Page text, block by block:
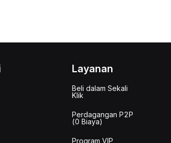
Layanan
Beli dalam Sekali
Klik
Perdagangan P2P
(0 Biaya)
Program VIP